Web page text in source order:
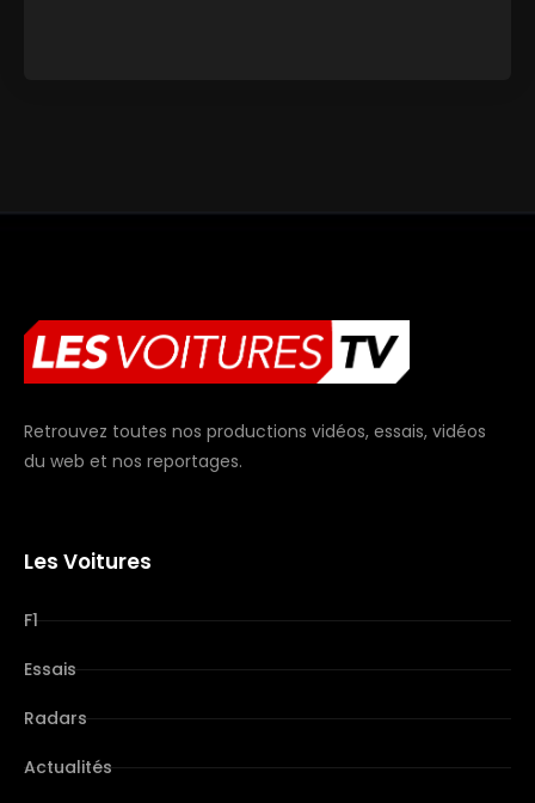
Retrouvez toutes nos productions vidéos, essais, vidéos
du web et nos reportages.
Les Voitures
F1
Essais
Radars
Actualités